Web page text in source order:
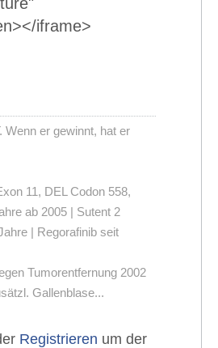
iframe>
Wenn er gewinnt, hat er
11, DEL Codon 558,
ab 2005 | Sutent 2
| Regorafinib seit
Tumorentfernung 2002
Gallenblase...
Registrieren um der